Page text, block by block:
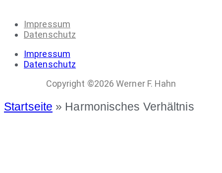
Impressum
Datenschutz
Impressum
Datenschutz
Copyright ©2026 Werner F. Hahn
Startseite » Harmonisches Verhältnis